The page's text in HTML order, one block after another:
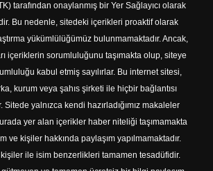
tarafından onaylanmış bir Yer Sağlayıcı olarak
Bu nedenle, sitedeki içerikleri proaktif olarak
yükümlülüğümüz bulunmamaktadır. Ancak,
içeriklerin sorumluluğunu taşımakta olup, siteye
kabul etmiş sayılırlar. Bu internet sitesi,
kurum veya şahıs şirketi ile hiçbir bağlantısı
Sitede yalnızca kendi hazırladığımız makaleler
yer alan içerikler haber niteliği taşımamakta
ve kişiler hakkında paylaşım yapılmamaktadır.
ile isim benzerlikleri tamamen tesadüfidir.